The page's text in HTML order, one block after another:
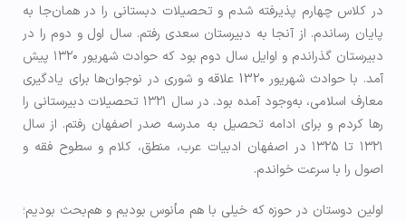
در کلاس چهارم پذیرفته شدم و تحصیلات دبستانی را در همان‌جا به
پایان رساندم. از آنجا به دبیرستان سعدی رفتم. سال اول و دوم را در
دبیرستان گذراندم و اوایل سال دوم بود که حوادث شهریور ۱۳۲۰ پیش
آمد. با حوادث شهریور 13۲۰ علاقه و شوری در نوجوان‌ها برای یادگیری
معارف اسلامی، به‌وجود آمده بود. در سال ۱۳۲۱ تحصیلات دبیرستانی را
رها کردم و برای ادامه تحصیل به مدرسه صدر اصفهان رفتم. از سال
۱۳۲۱ تا ۱۳۲۵ در اصفهان ادبیات عرب، منطق، کلام و سطوح فقه و
اصول را با سرعت خواندم.
اولین دوستان در حوزه که خیلی با هم مأنوس بودیم و هم‌بحث بودیم؛